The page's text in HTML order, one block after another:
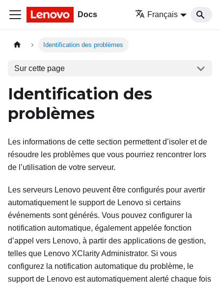
Docs Français
Identification des problèmes
Sur cette page
Identification des
problèmes
Les informations de cette section permettent d’isoler et de
résoudre les problèmes que vous pourriez rencontrer lors
de l’utilisation de votre serveur.
Les serveurs Lenovo peuvent être configurés pour avertir
automatiquement le support de Lenovo si certains
événements sont générés. Vous pouvez configurer la
notification automatique, également appelée fonction
d’appel vers Lenovo, à partir des applications de gestion,
telles que Lenovo XClarity Administrator. Si vous
configurez la notification automatique du problème, le
support de Lenovo est automatiquement alerté chaque fois